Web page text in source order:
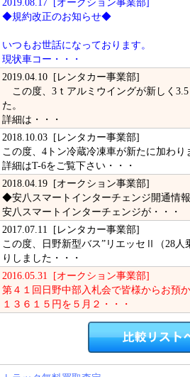
◆規約改正のお知らせ◆
いつもお世話になっております。
現状車コー・・・
2019.04.10 [レンタカー事業部]
この度、3ｔアルミウイングが新しく
た。
詳細は・・・
2018.10.03 [レンタカー事業部]
この度、4トン冷蔵冷凍車が新たに加わり
詳細はT-6をご覧下さい・・・
2018.04.19 [オークション事業部]
◆安八スマートインターチェンジ開通情
安八スマートインターチェンジが・・・
2017.07.11 [レンタカー事業部]
この度、日野新型バス”リエッセⅡ（28人
りしました・・・
2016.05.31 [オークション事業部]
第４１回日野中部入札会で皆様からお預
１３６１５円を５月２・・・